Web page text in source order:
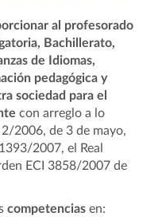
al profesorado
Bachillerato,
de Idiomas,
pedagógica y
sociedad para el
con arreglo a lo
2006, de 3 de mayo,
2007, el Real
ECI 3858/2007 de
competencias en: